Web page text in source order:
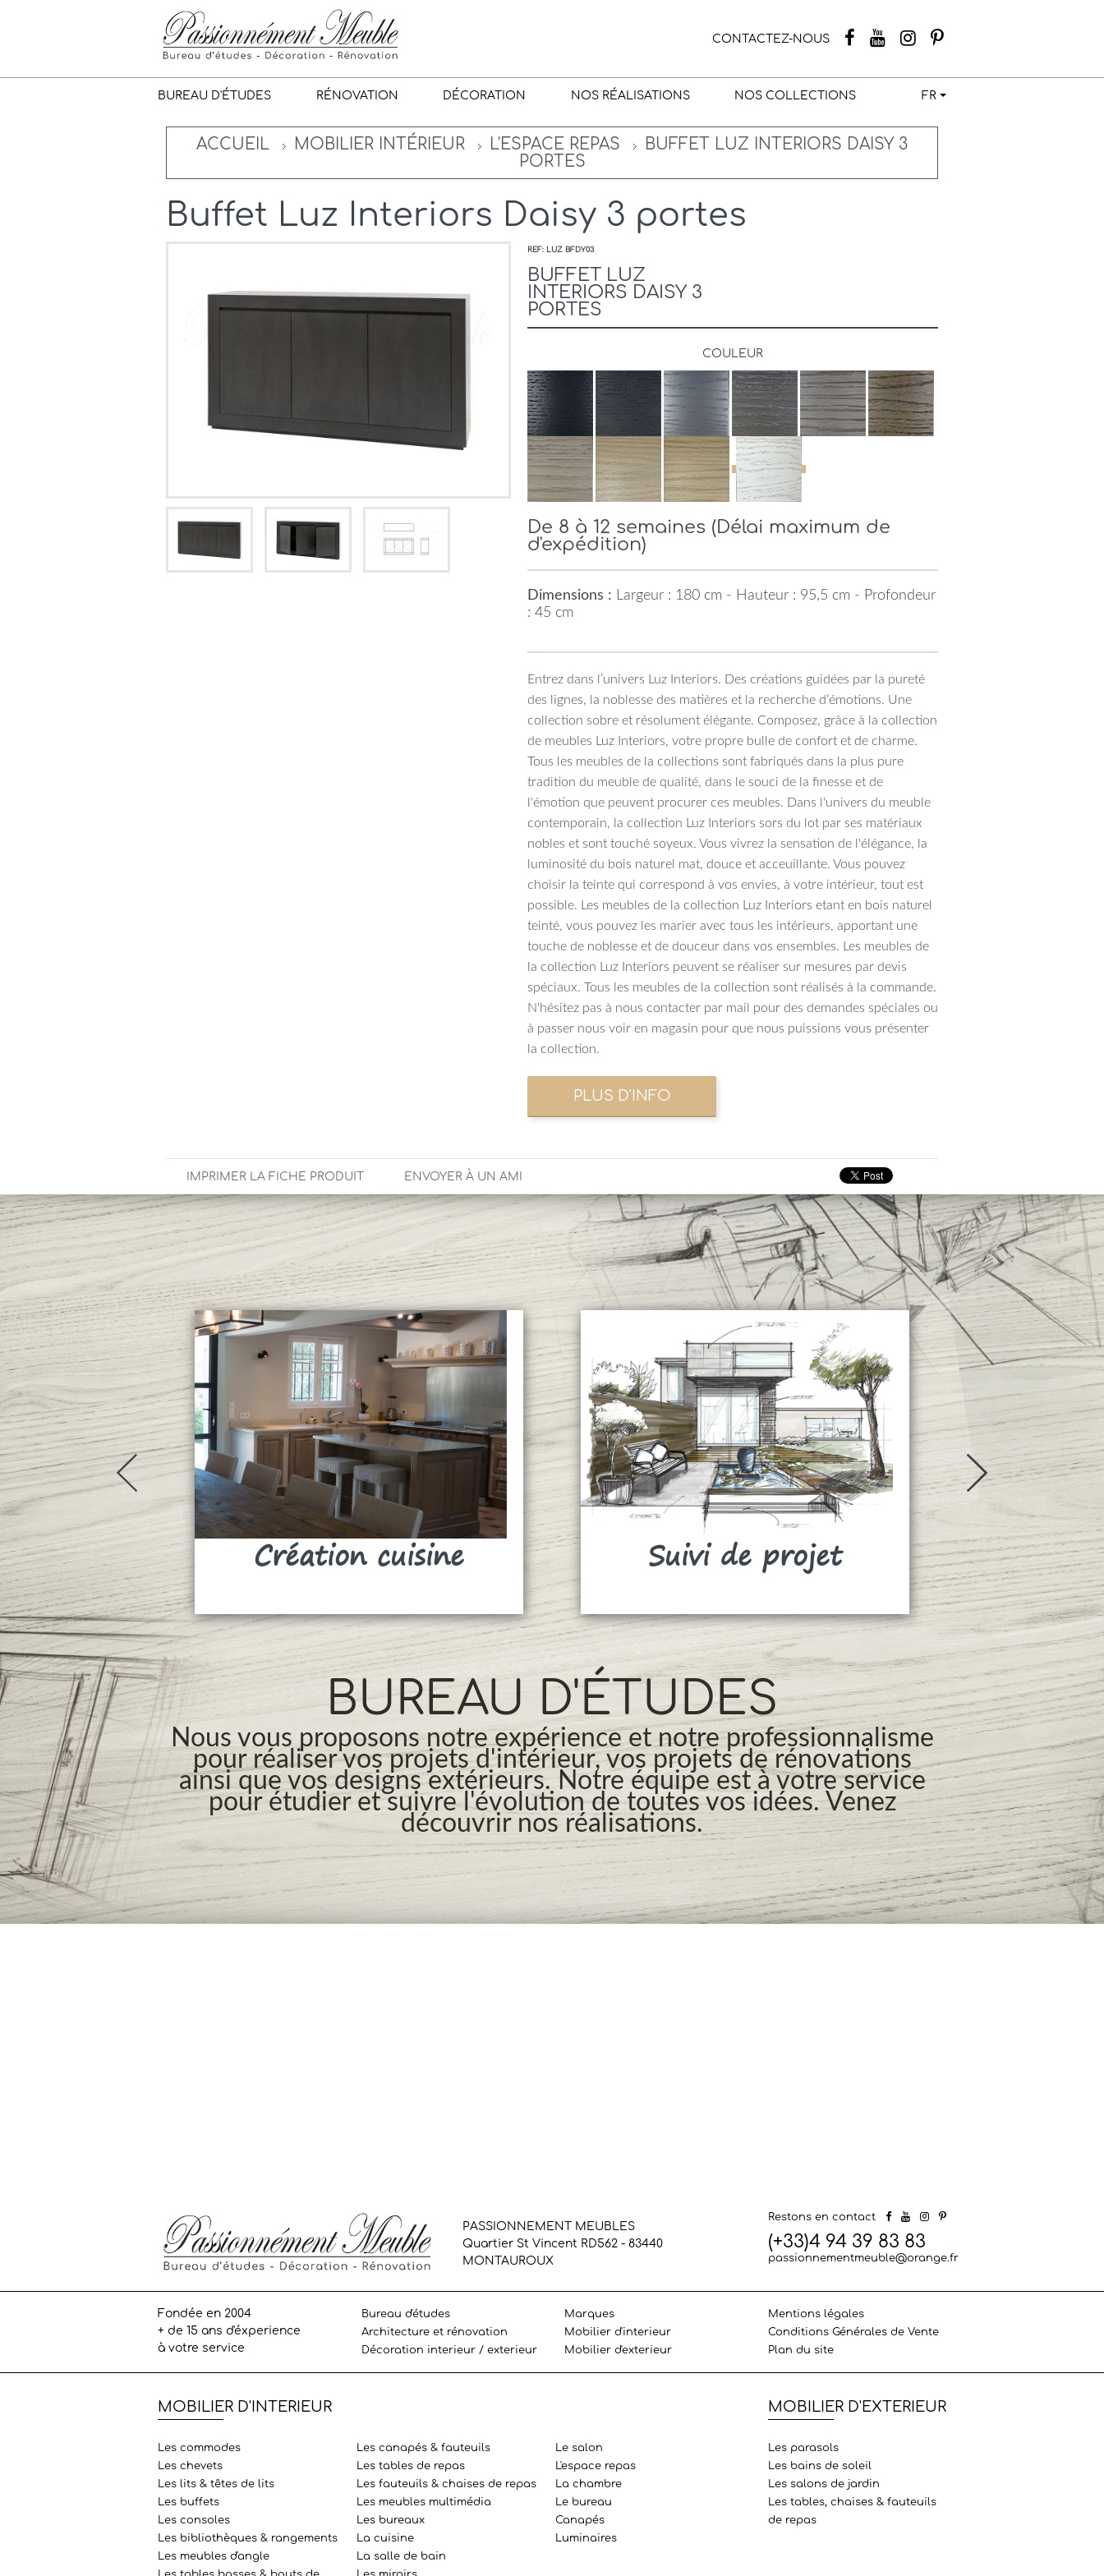
CONTACTEZ-NOUS
BUREAU D'ÉTUDES RÉNOVATION DÉCORATION NOS RÉALISATIONS NOS COLLECTIONS FR
ACCUEIL MOBILIER INTÉRIEUR L'ESPACE REPAS
BUFFET LUZ INTERIORS DAISY 3
PORTES
Buffet Luz Interiors Daisy 3 portes
REF: LUZ BFDY03
BUFFET LUZ
INTERIORS DAISY 3
PORTES
COULEUR
De 8 à 12 semaines (Délai maximum de
d'expédition)
Dimensions : Largeur : 180 cm - Hauteur : 95,5 cm - Profondeur
: 45 cm
Entrez dans l’univers Luz Interiors. Des créations guidées par la pureté
des lignes, la noblesse des matières et la recherche d’émotions. Une
collection sobre et résolument élégante. Composez, grâce à la collection
de meubles Luz Interiors, votre propre bulle de confort et de charme.
Tous les meubles de la collections sont fabriqués dans la plus pure
tradition du meuble de qualité, dans le souci de la finesse et de
l'émotion que peuvent procurer ces meubles. Dans l'univers du meuble
contemporain, la collection Luz Interiors sors du lot par ses matériaux
nobles et sont touché soyeux. Vous vivrez la sensation de l'élégance, la
luminosité du bois naturel mat, douce et acceuillante. Vous pouvez
choisir la teinte qui correspond à vos envies, à votre intérieur, tout est
possible. Les meubles de la collection Luz Interiors etant en bois naturel
teinté, vous pouvez les marier avec tous les intérieurs, apportant une
touche de noblesse et de douceur dans vos ensembles. Les meubles de
la collection Luz Interiors peuvent se réaliser sur mesures par devis
spéciaux. Tous les meubles de la collection sont réalisés à la commande.
N'hésitez pas à nous contacter par mail pour des demandes spéciales ou
à passer nous voir en magasin pour que nous puissions vous présenter
la collection.
IMPRIMER LA FICHE PRODUIT ENVOYER À UN AMI
Création cuisine Suivi de projet
BUREAU D'ÉTUDES
Nous vous proposons notre expérience et notre professionnalisme
pour réaliser vos projets d'intérieur, vos projets de rénovations
ainsi que vos designs extérieurs. Notre équipe est à votre service
pour étudier et suivre l'évolution de toutes vos idées. Venez
découvrir nos réalisations.
PASSIONNEMENT MEUBLES
Quartier St Vincent RD562 - 83440
MONTAUROUX
Restons en contact
(+33)4 94 39 83 83
passionnementmeuble@orange.fr
Fondée en 2004
+ de 15 ans d'éxperience
à votre service
Bureau d'études
Architecture et rénovation
Décoration interieur / exterieur
Marques
Mobilier d'interieur
Mobilier d'exterieur
Mentions légales
Conditions Générales de Vente
Plan du site
MOBILIER D'INTERIEUR
Les commodes
Les chevets
Les lits & têtes de lits
Les buffets
Les consoles
Les bibliothèques & rangements
Les meubles d'angle
Les canapés & fauteuils
Les tables de repas
Les fauteuils & chaises de repas
Les meubles multimédia
Les bureaux
La cuisine
La salle de bain
Le salon
L'espace repas
La chambre
Le bureau
Canapés
Luminaires
MOBILIER D'EXTERIEUR
Les parasols
Les bains de soleil
Les salons de jardin
Les tables, chaises & fauteuils
de repas